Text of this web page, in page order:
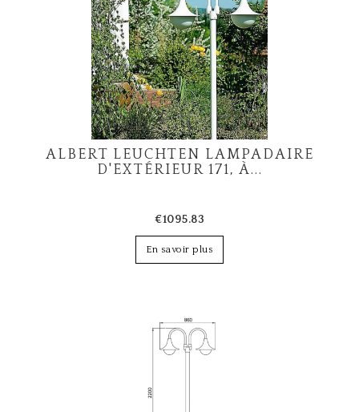
ALBERT LEUCHTEN LAMPADAIRE
D'EXTÉRIEUR 171, À...
€1095.83
En savoir plus